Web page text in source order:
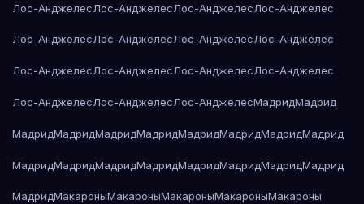
Лос-АнджелесЛос-АнджелесЛос-АнджелесЛос-Анджелес
Лос-АнджелесЛос-АнджелесЛос-АнджелесЛос-Анджелес
Лос-АнджелесЛос-АнджелесЛос-АнджелесЛос-Анджелес
Лос-АнджелесЛос-АнджелесЛос-АнджелесМадридМадрид
МадридМадридМадридМадридМадридМадридМадридМадрид
МадридМадридМадридМадридМадридМадридМадридМадрид
МадридМакароныМакароныМакароныМакароныМакароны